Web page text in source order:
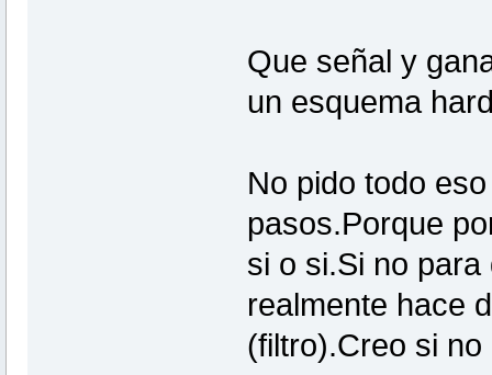
Que señal y
un esquema
No pido todo
pasos.Porque
si o si.Si no
realmente hace
(filtro).Creo si